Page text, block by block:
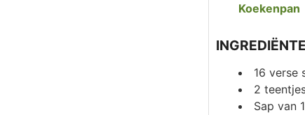
Koekenpan
16 verse
2
Sap van